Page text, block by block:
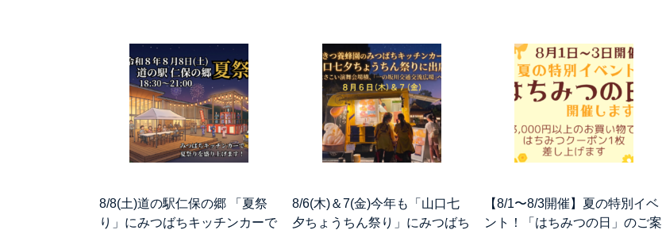
8/8(土)道の駅仁保の郷 「夏祭
り」にみつばちキッチンカーで
8/6(木)＆7(金)今年も「山口七
夕ちょうちん祭り」にみつばち
【8/1〜8/3開催】夏の特別イベ
ント！「はちみつの日」のご案